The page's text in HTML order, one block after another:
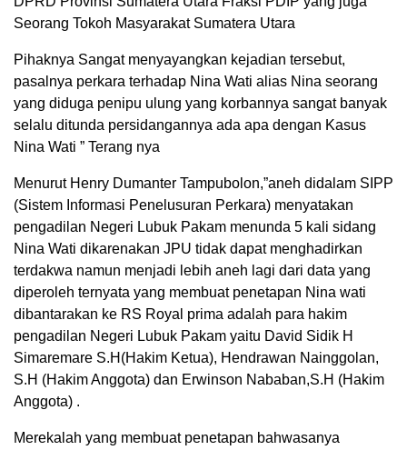
Seorang Tokoh Masyarakat Sumatera Utara
Pihaknya Sangat menyayangkan kejadian tersebut,
pasalnya perkara terhadap Nina Wati alias Nina seorang
yang diduga penipu ulung yang korbannya sangat banyak
selalu ditunda persidangannya ada apa dengan Kasus
Nina Wati ” Terang nya
Menurut Henry Dumanter Tampubolon,”aneh didalam SIPP
(Sistem Informasi Penelusuran Perkara) menyatakan
pengadilan Negeri Lubuk Pakam menunda 5 kali sidang
Nina Wati dikarenakan JPU tidak dapat menghadirkan
terdakwa namun menjadi lebih aneh lagi dari data yang
diperoleh ternyata yang membuat penetapan Nina wati
dibantarakan ke RS Royal prima adalah para hakim
pengadilan Negeri Lubuk Pakam yaitu David Sidik H
Simaremare S.H(Hakim Ketua), Hendrawan Nainggolan,
S.H (Hakim Anggota) dan Erwinson Nababan,S.H (Hakim
Anggota) .
Merekalah yang membuat penetapan bahwasanya